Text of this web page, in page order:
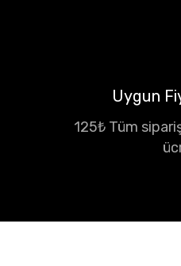
Uygun
125₺ Tüm